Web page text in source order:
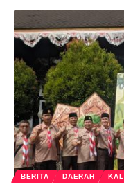
BERITA DAERAH